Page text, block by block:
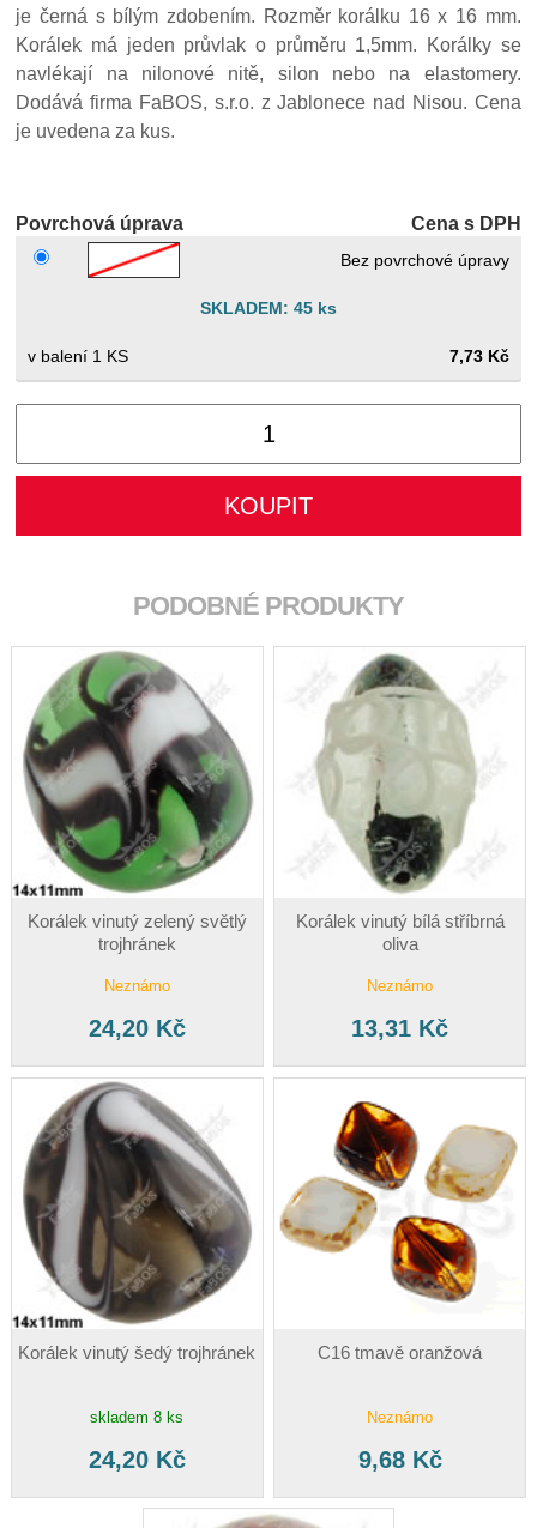
je černá s bílým zdobením. Rozměr korálku 16 x 16 mm.
Korálek má jeden průvlak o průměru 1,5mm. Korálky se
navlékají na nilonové nitě, silon nebo na elastomery.
Dodává firma FaBOS, s.r.o. z Jablonece nad Nisou. Cena
je uvedena za kus.
Povrchová úprava Cena s DPH
Bez povrchové úpravy
SKLADEM: 45 ks
1 KS 7,73 Kč
PODOBNÉ PRODUKTY
Korálek vinutý zelený světlý
trojhránek
Neznámo
24,20 Kč
Korálek vinutý bílá stříbrná
oliva
Neznámo
13,31 Kč
Korálek vinutý šedý trojhránek
skladem 8 ks
24,20 Kč
C16 tmavě oranžová
Neznámo
9,68 Kč